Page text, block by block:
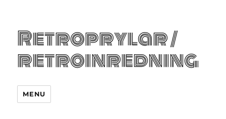
Retroprylar /
retroinredning
MENU